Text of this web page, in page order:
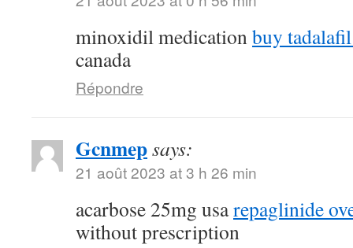
minoxidil medicationbuy
canada
Répondre
Gcnmepsays:
21 août 2023 at 3 h 26 min
acarbose 25mg usarepaglinide
without prescription